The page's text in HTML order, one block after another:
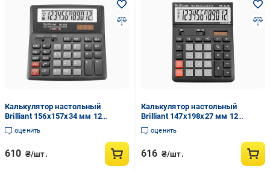
Калькулятор настольный
Brilliant 156х157х34 мм 12
разрядный пластик Черный (BS
322)
оценить
610 ₴/шт.
Калькулятор настольный
Brilliant 147x198x27 мм 12
разрядный пластик Черный (BS
444B)
оценить
616 ₴/шт.